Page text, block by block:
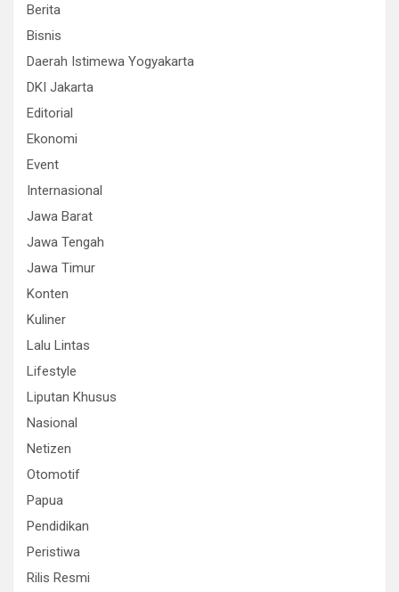
Berita
Bisnis
Daerah Istimewa Yogyakarta
DKI Jakarta
Editorial
Ekonomi
Event
Internasional
Jawa Barat
Jawa Tengah
Jawa Timur
Konten
Kuliner
Lalu Lintas
Lifestyle
Liputan Khusus
Nasional
Netizen
Otomotif
Papua
Pendidikan
Peristiwa
Rilis Resmi